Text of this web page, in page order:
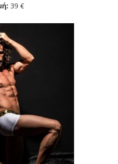
39 €